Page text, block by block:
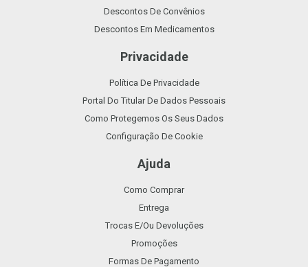
Descontos De Convênios
Descontos Em Medicamentos
Privacidade
Política De Privacidade
Portal Do Titular De Dados Pessoais
Como Protegemos Os Seus Dados
Configuração De Cookie
Ajuda
Como Comprar
Entrega
Trocas E/ou Devoluções
Promoções
Formas De Pagamento